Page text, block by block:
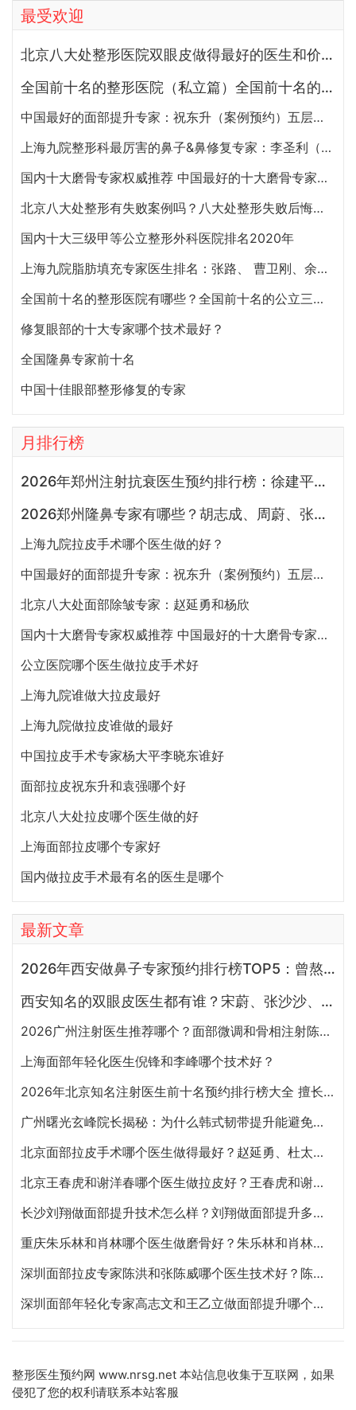
最受欢迎
北京八大处整形医院双眼皮做得最好的医生和价格大全
全国前十名的整形医院（私立篇）全国前十名的私立整形医院排名大全
中国最好的面部提升专家：祝东升（案例预约）五层面部提升怎么样？
上海九院整形科最厉害的鼻子&鼻修复专家：李圣利（简介、案例、预约）
国内十大磨骨专家权威推荐 中国最好的十大磨骨专家排名
北京八大处整形有失败案例吗？八大处整形失败后悔怎么办？怎么投诉？
国内十大三级甲等公立整形外科医院排名2020年
上海九院脂肪填充专家医生排名：张路、 曹卫刚、余力（简介、案例、预约）
全国前十名的整形医院有哪些？全国前十名的公立三甲整形医院排名大全
修复眼部的十大专家哪个技术最好？
全国隆鼻专家前十名
中国十佳眼部整形修复的专家
月排行榜
2026年郑州注射抗衰医生预约排行榜：徐建平、张歌、赵永华、张婉霞、王妍芝、唐喜、李娟、朱怡梦哪个好？
2026郑州隆鼻专家有哪些？胡志成、周蔚、张海洋、王启立、张鹏、李冰谁做鼻子更好？
上海九院拉皮手术哪个医生做的好？
中国最好的面部提升专家：祝东升（案例预约）五层面部提升怎么样？
北京八大处面部除皱专家：赵延勇和杨欣
国内十大磨骨专家权威推荐 中国最好的十大磨骨专家排名
公立医院哪个医生做拉皮手术好
上海九院谁做大拉皮最好
上海九院做拉皮谁做的最好
中国拉皮手术专家杨大平李晓东谁好
面部拉皮祝东升和袁强哪个好
北京八大处拉皮哪个医生做的好
上海面部拉皮哪个专家好
国内做拉皮手术最有名的医生是哪个
最新文章
2026年西安做鼻子专家预约排行榜TOP5：曾熬、霍玉旺、房志强、蒋立、刘宝军哪个更好？
西安知名的双眼皮医生都有谁？宋蔚、张沙沙、韩钰博、王璇、张文军谁做双眼皮更好？
2026广州注射医生推荐哪个？面部微调和骨相注射陈超越、赵江辉、张少伟、曾东、玄峰、邓咏谁好？
上海面部年轻化医生倪锋和李峰哪个技术好？
2026年北京知名注射医生前十名预约排行榜大全 擅长面部抗衰、皮贴骨、面部轮廓的注射医生哪个最好？
广州曙光玄峰院长揭秘：为什么韩式韧带提升能避免面部臃肿？
北京面部拉皮手术哪个医生做得最好？赵延勇、杜太超、王春虎、袁强谁做提升好？
北京王春虎和谢洋春哪个医生做拉皮好？王春虎和谢洋春面部提升谁技术更好？
长沙刘翔做面部提升技术怎么样？刘翔做面部提升多少钱？
重庆朱乐林和肖林哪个医生做磨骨好？朱乐林和肖林磨骨改脸型预约电话
深圳面部拉皮专家陈洪和张陈威哪个医生技术好？陈洪和张陈威面部提升谁好？
深圳面部年轻化专家高志文和王乙立做面部提升哪个技术好？高志文和王乙立预约咨询电话
整形医生预约网 www.nrsg.net 本站信息收集于互联网，如果
侵犯了您的权利请联系本站客服